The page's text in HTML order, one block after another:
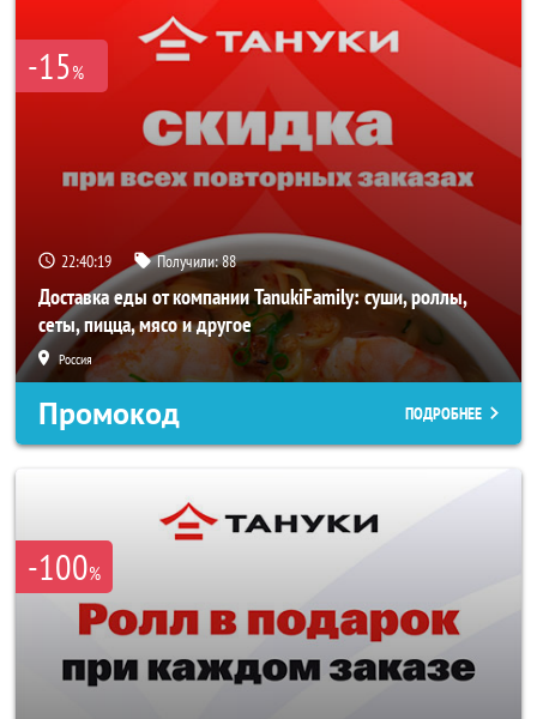
-15%
22:40:18 Получили:88
Доставка еды от компании TanukiFamily: суши, роллы,
сеты, пицца, мясо и другое
Россия
Промокод ПОДРОБНЕЕ
-100%